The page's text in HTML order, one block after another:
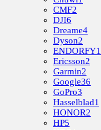
CMF2
DJI6
Dreame4
Dyson2
ENDORFY1
Ericsson2
Garmin2
Google36
GoPro3
Hasselblad1
HONOR2
HP5